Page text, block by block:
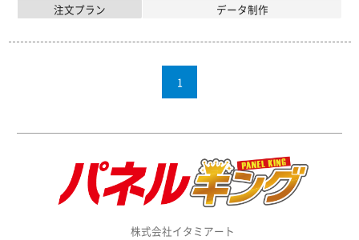
注文プラン
データ制作
1
株式会社イタミアート